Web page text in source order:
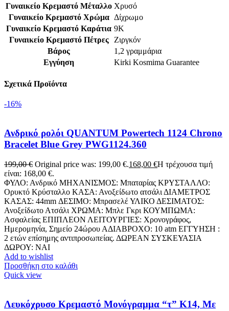
Γυναικείο Κρεμαστό Μέταλλο Χρυσό
Γυναικείο Κρεμαστό Χρώμα
Δίχρωμο
Γυναικείο Κρεμαστό Καράτια 9Κ
Γυναικείο Κρεμαστό Πέτρες
Ζιργκόν
Βάρος
1,2 γραμμάρια
Εγγύηση
Kirki Kosmima Guarantee
Σχετικά Προϊόντα
-16%
Ανδρικό ρολόι QUANTUM Powertech 1124 Chrono
Bracelet Blue Grey PWG1124.360
199,00€ Original price was: 199,00 €.168,00 €Η τρέχουσα τιμή
είναι: 168,00 €.
ΦΥΛΟ: Ανδρικό ΜΗΧΑΝΙΣΜΟΣ: Μπαταρίας ΚΡΥΣΤΑΛΛΟ:
Ορυκτό Κρύσταλλο ΚΑΣΑ: Ανοξείδωτο ατσάλι ΔΙΑΜΕΤΡΟΣ
ΚΑΣΑΣ: 44mm ΔΕΣΙΜΟ: Μπρασελέ ΥΛΙΚΟ ΔΕΣΙΜΑΤΟΣ:
Ανοξείδωτο Ατσάλι ΧΡΩΜΑ: Μπλε Γκρι ΚΟΥΜΠΩΜΑ:
Ασφαλείας ΕΠΙΠΛΕΟΝ ΛΕΙΤΟΥΡΓΙΕΣ: Χρονογράφος,
Ημερομηνία, Σημείο 24ώρου ΑΔΙΑΒΡΟΧΟ: 10 atm ΕΓΓΥΗΣΗ :
2 ετών επίσημης αντιπροσωπείας. ΔΩΡΕΑΝ ΣΥΣΚΕΥΑΣΙΑ
ΔΩΡΟΥ: NAI
Add to wishlist
Προσθήκη στο καλάθι
Quick view
Λευκόχρυσο Κρεμαστό Μονόγραμμα “τ” K14, Με